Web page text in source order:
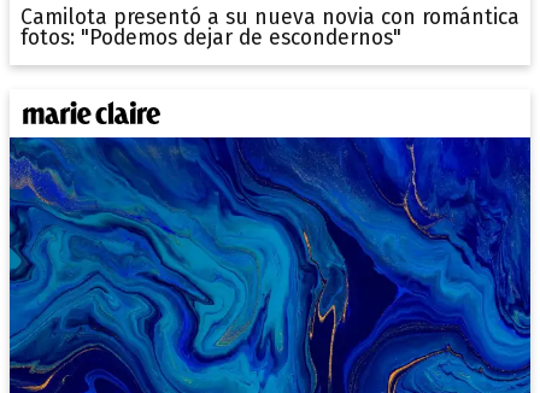
Camilota presentó a su nueva novia con romántica
fotos: "Podemos dejar de escondernos"